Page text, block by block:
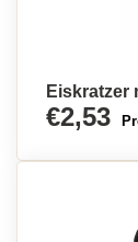
Eiskratzer
€2,53